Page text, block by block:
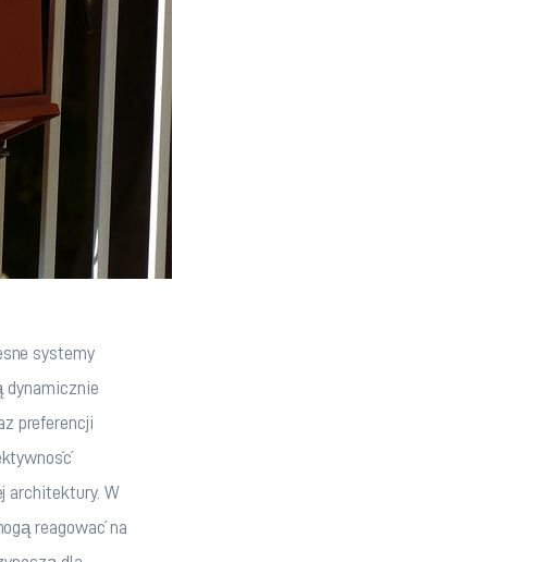
systemy
dynamicznie
preferencji
architektury. W
reagować na